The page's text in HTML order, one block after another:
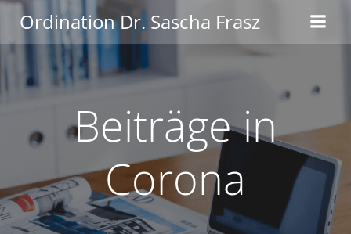
Inhalt
springen
Ordination Dr. Sascha Frasz
Beiträge in
Corona